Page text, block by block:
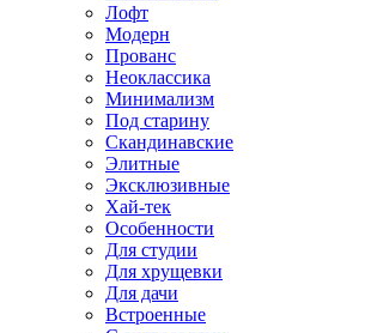
Лофт
Модерн
Прованс
Неоклассика
Минимализм
Под старину
Скандинавские
Элитные
Эксклюзивные
Хай-тек
Особенности
Для студии
Для хрущевки
Для дачи
Встроенные